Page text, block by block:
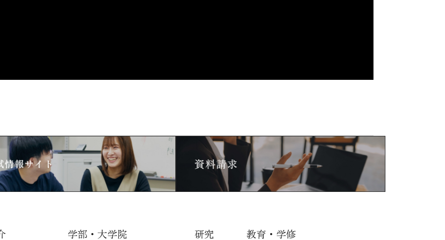
学部・大学院 研究 教育・学修